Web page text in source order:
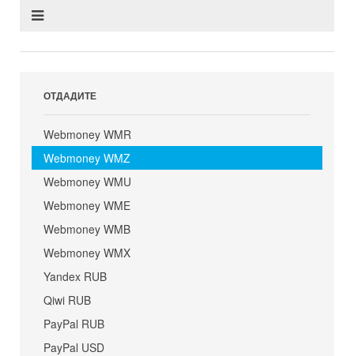
ОТДАДИТЕ
Webmoney WMR
Webmoney WMZ
Webmoney WMU
Webmoney WME
Webmoney WMB
Webmoney WMX
Yandex RUB
Qiwi RUB
PayPal RUB
PayPal USD